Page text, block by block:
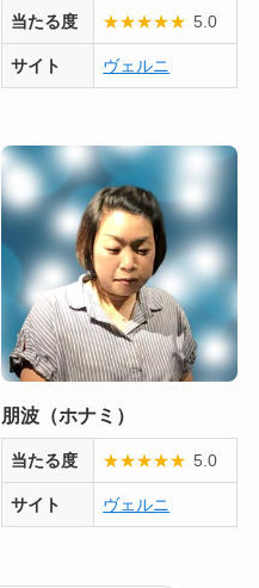
当たる度 ★★★★★ 5.0
サイト ヴェルニ
朋波（ホナミ）
当たる度 ★★★★★ 5.0
サイト ヴェルニ